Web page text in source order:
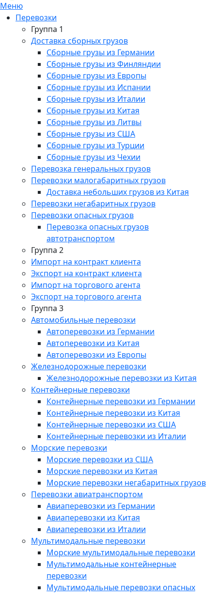
Меню
Перевозки
Группа 1
Доставка сборных грузов
Сборные грузы из Германии
Сборные грузы из Финляндии
Сборные грузы из Европы
Сборные грузы из Испании
Сборные грузы из Италии
Сборные грузы из Китая
Сборные грузы из Литвы
Сборные грузы из США
Сборные грузы из Турции
Сборные грузы из Чехии
Перевозка генеральных грузов
Перевозки малогабаритных грузов
Доставка небольших грузов из Китая
Перевозки негабаритных грузов
Перевозки опасных грузов
Перевозка опасных грузов
автотранспортом
Группа 2
Импорт на контракт клиента
Экспорт на контракт клиента
Импорт на торгового агента
Экспорт на торгового агента
Группа 3
Автомобильные перевозки
Автоперевозки из Германии
Автоперевозки из Китая
Автоперевозки из Европы
Железнодорожные перевозки
Железнодорожные перевозки из Китая
Контейнерные перевозки
Контейнерные перевозки из Германии
Контейнерные перевозки из Китая
Контейнерные перевозки из США
Контейнерные перевозки из Италии
Морские перевозки
Морские перевозки из США
Морские перевозки из Китая
Морские перевозки негабаритных грузов
Перевозки авиатранспортом
Авиаперевозки из Германии
Авиаперевозки из Китая
Авиаперевозки из Италии
Мультимодальные перевозки
Морские мультимодальные перевозки
Мультимодальные контейнерные
перевозки
Мультимодальные перевозки опасных